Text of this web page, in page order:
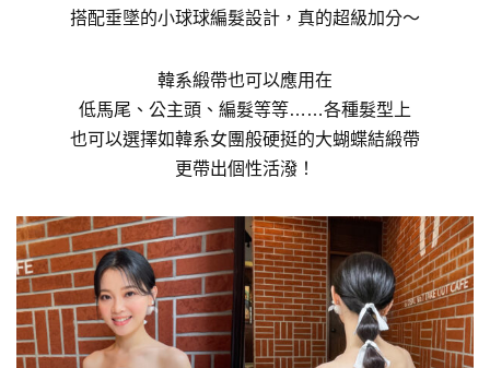
搭配垂墜的小球球編髮設計，真的超級加分～
韓系緞帶也可以應用在
低馬尾、公主頭、編髮等等……各種髮型上
也可以選擇如韓系女團般硬挺的大蝴蝶結緞帶
更帶出個性活潑！